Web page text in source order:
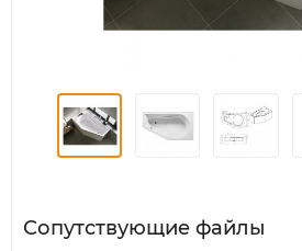
Сопутствующие файлы